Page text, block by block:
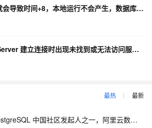
sql在服务器中修改就会导致时间+8，本地运行不会产生，数据库用的是RDS
怎么解决在与 SQL Server 建立连接时出现未找到或无法访问服务器问题呢？
最热 最新
【大咖问答】对话PostgreSQL 中国社区发起人之一，阿里云数据库高级专家 德哥